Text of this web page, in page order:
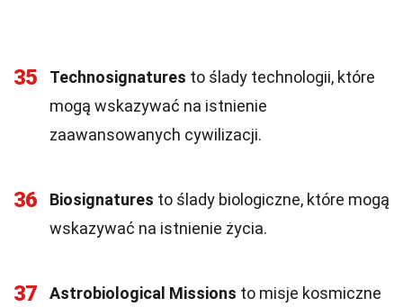
35 Technosignatures to ślady technologii, które
mogą wskazywać na istnienie
zaawansowanych cywilizacji.
36 Biosignatures to ślady biologiczne, które mogą
wskazywać na istnienie życia.
37 Astrobiological Missions to misje kosmiczne